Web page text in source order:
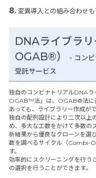
変異導入との組み合わせ
DNAライブラ
OGAB®）
- コン
受託サービス
独自のコンビナトリアルDNA
OGAB™法」は、OGAB®法に
あっても、ライブラリー作成がで
独自の配列設計により二次以上
め、多大な工数をかけて多数の
析結果から優良なクローンを選
数を調べるサイクル（Combi-
す。
効率的にスクリーニングを行う
の選択を行うことができます。